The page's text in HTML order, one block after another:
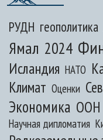
РУДН геополитика
Ямал 2024
Исландия НАТО
Климат Оценки
Экономика ООН
Научная дипломатия